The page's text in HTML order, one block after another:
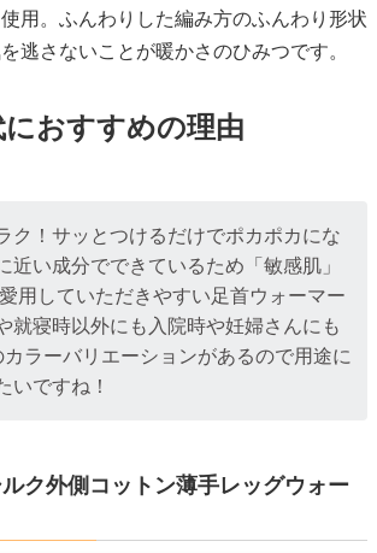
用。ふんわりした編み方のふんわり形状
逃さないことが暖かさのひみつです。
おすすめの理由
ク！サッとつけるだけでポカポカにな
近い成分でできているため「敏感肌」
用していただきやすい足首ウォーマー
就寝時以外にも入院時や妊婦さんにも
ラーバリエーションがあるので用途に
いですね！
ク外側コットン薄手レッグウォー